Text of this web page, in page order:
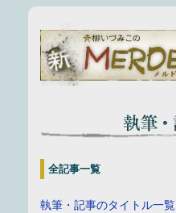
全記事一覧
執筆・記事のタイトル一覧